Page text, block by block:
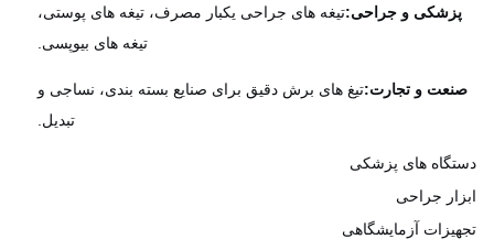
و جراحی: تیغه های جراحی یکبار مصرف، تیغه های پوستی،
تیغه های بیوپسی.
و تجارت:تیغ های برش دقیق برای صنایع بسته بندی، نساجی و
تبدیل.
های پزشکی
جراحی
آزمایشگاهی